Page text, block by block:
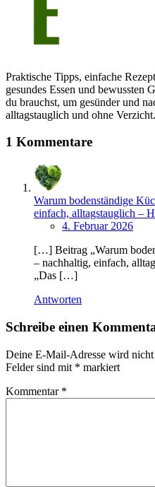
Praktische Tipps, einfache
gesundes Essen und bewussten
du brauchst, um gesünder und
alltagstauglich und ohne Verzicht.
1 Kommentare
Warum bodenständige
einfach, alltagstauglich –
4. Februar 2026
[…] Beitrag „Warum
– nachhaltig, einfach,
„Das […]
Antworten
Schreibe einen
Deine E-Mail-Adresse wird
Felder sind mit * markiert
Kommentar *